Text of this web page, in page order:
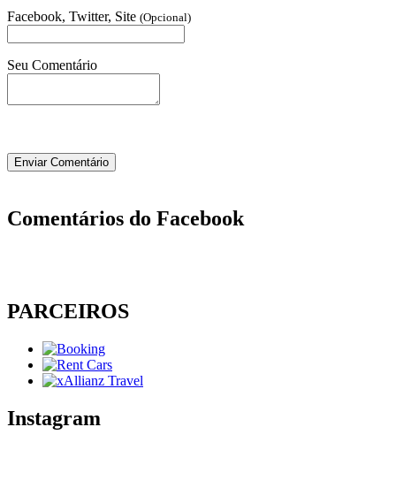
Facebook, Twitter, Site (Opcional)
Seu Comentário
Comentários do Facebook
PARCEIROS
Instagram